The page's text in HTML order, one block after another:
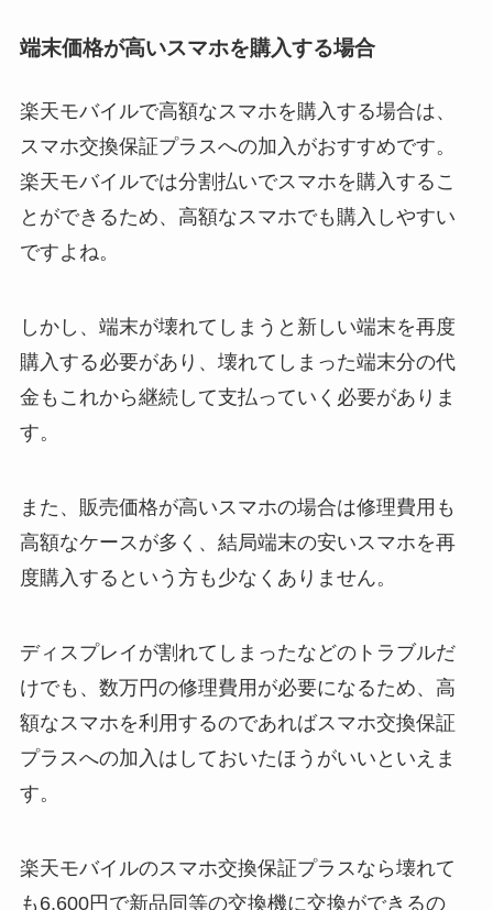
端末価格が高いスマホを購入する場合
楽天モバイルで高額なスマホを購入する場合は、
スマホ交換保証プラスへの加入がおすすめです。
楽天モバイルでは分割払いでスマホを購入するこ
とができるため、高額なスマホでも購入しやすい
ですよね。
しかし、端末が壊れてしまうと新しい端末を再度
購入する必要があり、壊れてしまった端末分の代
金もこれから継続して支払っていく必要がありま
す。
また、販売価格が高いスマホの場合は修理費用も
高額なケースが多く、結局端末の安いスマホを再
度購入するという方も少なくありません。
ディスプレイが割れてしまったなどのトラブルだ
けでも、数万円の修理費用が必要になるため、高
額なスマホを利用するのであればスマホ交換保証
プラスへの加入はしておいたほうがいいといえま
す。
楽天モバイルのスマホ交換保証プラスなら壊れて
も6,600円で新品同等の交換機に交換ができるの